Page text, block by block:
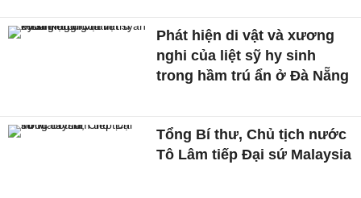
Phát hiện di vật và xương
nghi của liệt sỹ hy sinh
trong hầm trú ẩn ở Đà Nẵng
Tổng Bí thư, Chủ tịch nước
Tô Lâm tiếp Đại sứ Malaysia